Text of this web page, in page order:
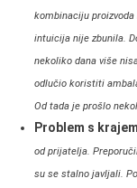
kombinaciju
intuicija nije zbunila.
nekoliko dana više
odlučio koristiti
Od tada je prošlo
Problem s
od prijatelja.
su se stalno javljali.